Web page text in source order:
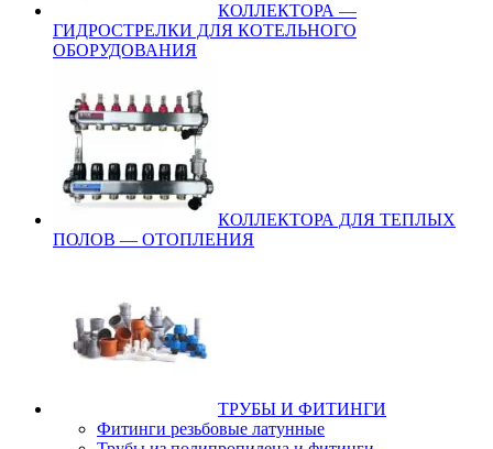
КОЛЛЕКТОРА —
ГИДРОСТРЕЛКИ ДЛЯ КОТЕЛЬНОГО
ОБОРУДОВАНИЯ
КОЛЛЕКТОРА ДЛЯ ТЕПЛЫХ
ПОЛОВ — ОТОПЛЕНИЯ
ТРУБЫ И ФИТИНГИ
Фитинги резьбовые латунные